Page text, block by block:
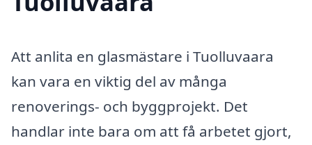
Att anlita en glasmästare i Tuolluvaara
kan vara en viktig del av många
renoverings- och byggprojekt. Det
handlar inte bara om att få arbetet gjort,